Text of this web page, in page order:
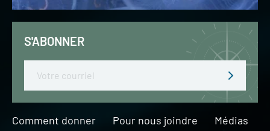
S'ABONNER
Email
Comment donner Pour nous joindre Médias